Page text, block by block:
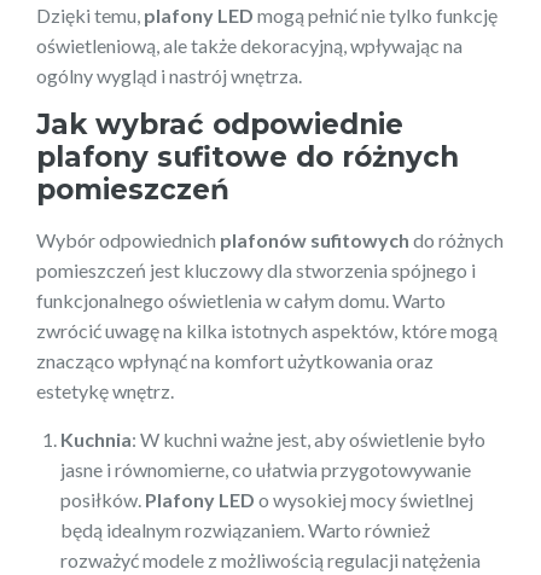
Dzięki temu, plafony LED mogą pełnić nie tylko funkcję
oświetleniową, ale także dekoracyjną, wpływając na
ogólny wygląd i nastrój wnętrza.
Jak wybrać odpowiednie
plafony sufitowe do różnych
pomieszczeń
Wybór odpowiednich plafonów sufitowych do różnych
pomieszczeń jest kluczowy dla stworzenia spójnego i
funkcjonalnego oświetlenia w całym domu. Warto
zwrócić uwagę na kilka istotnych aspektów, które mogą
znacząco wpłynąć na komfort użytkowania oraz
estetykę wnętrz.
Kuchnia: W kuchni ważne jest, aby oświetlenie było
jasne i równomierne, co ułatwia przygotowywanie
posiłków. Plafony LED o wysokiej mocy świetlnej
będą idealnym rozwiązaniem. Warto również
rozważyć modele z możliwością regulacji natężenia